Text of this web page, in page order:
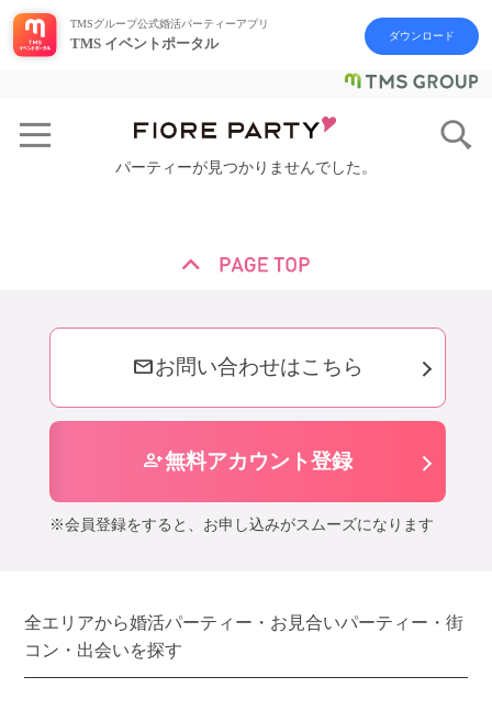
TMSグループ公式婚活パーティーアプリ
TMS イベントポータル ダウンロード
パーティーが見つかりませんでした。
mailお問い合わせはこちら
person_add無料アカウント登録
※会員登録をすると、お申し込みがスムーズになります
全エリアから婚活パーティー・お見合いパーティー・街
コン・出会いを探す